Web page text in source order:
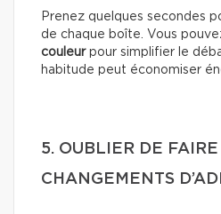
Prenez quelques secondes
de chaque boîte. Vous
couleurpour simplifier le
habitude peut économiser
5. OUBLIER DE
CHANGEMENTS